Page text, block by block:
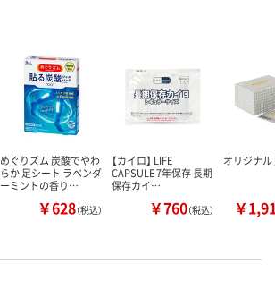
めぐりズム 炭酸でやわ
らか 足シート ラベンダ
ーミントの香り…
￥628（税込）
【カイロ】 LIFE
CAPSULE 7年保存 長期
保存カイ…
￥760（税込）
オリジナ
￥